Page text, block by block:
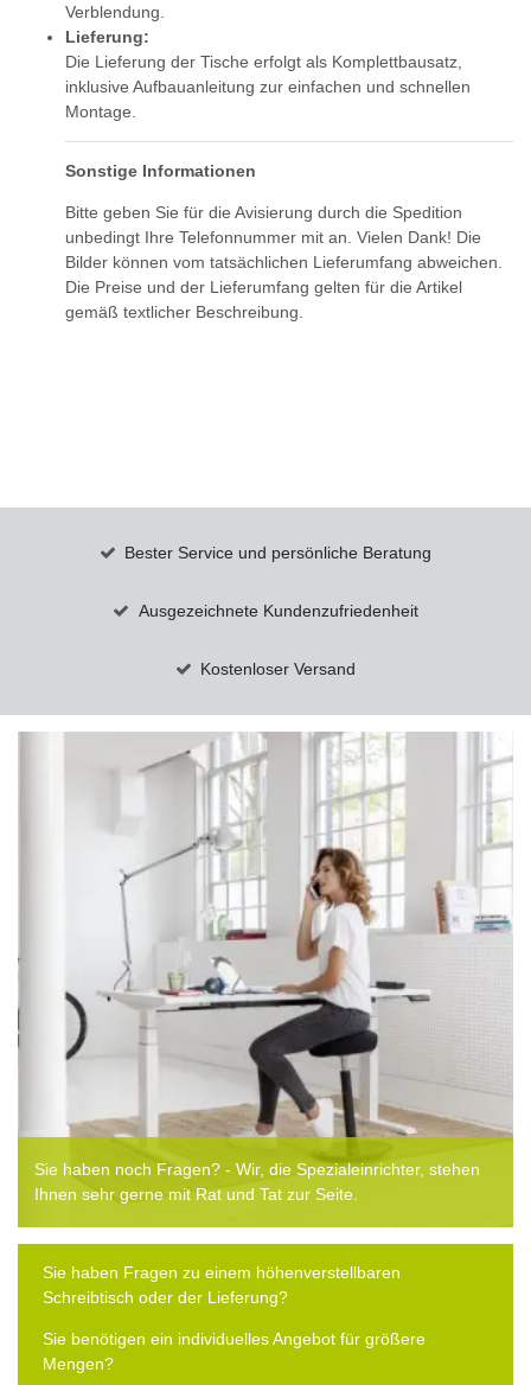
Verblendung.
Lieferung:
Die Lieferung der Tische erfolgt als Komplettbausatz,
inklusive Aufbauanleitung zur einfachen und schnellen
Montage.
Sonstige Informationen
Bitte geben Sie für die Avisierung durch die Spedition
unbedingt Ihre Telefonnummer mit an. Vielen Dank! Die
Bilder können vom tatsächlichen Lieferumfang abweichen.
Die Preise und der Lieferumfang gelten für die Artikel
gemäß textlicher Beschreibung.
Bester Service und persönliche Beratung
Ausgezeichnete Kundenzufriedenheit
Kostenloser Versand
Sie haben noch Fragen? - Wir, die Spezialeinrichter, stehen
Ihnen sehr gerne mit Rat und Tat zur Seite.
Sie haben Fragen zu einem höhenverstellbaren
Schreibtisch oder der Lieferung?
Sie benötigen ein individuelles Angebot für größere
Mengen?